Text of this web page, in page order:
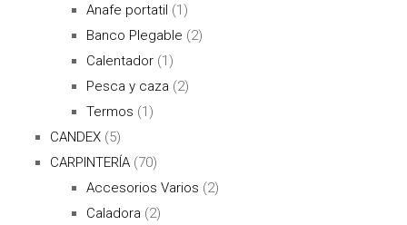
Anafe portatil (1)
Banco Plegable (2)
Calentador (1)
Pesca y caza (2)
Termos (1)
CANDEX (5)
CARPINTERÍA (70)
Accesorios Varios (2)
Caladora (2)